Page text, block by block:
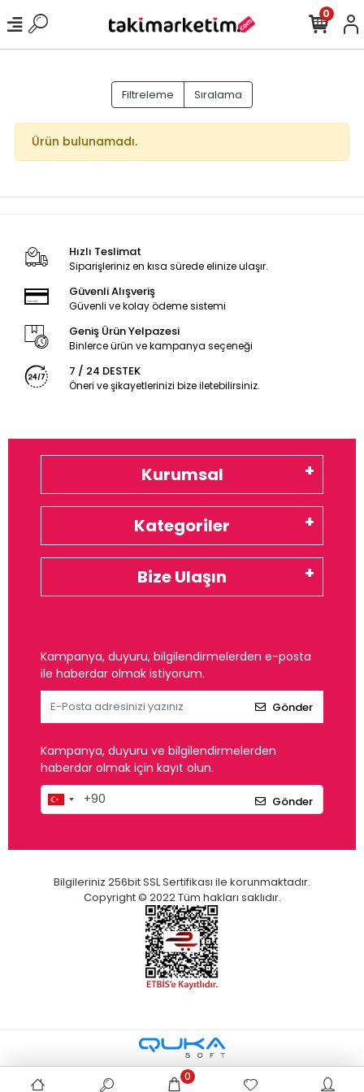
0
Filtreleme Sıralama
Ürün bulunamadı.
Hızlı Teslimat
Siparişleriniz en kısa sürede elinize ulaşır.
Güvenli Alışveriş
Güvenli ve kolay ödeme sistemi
Geniş Ürün Yelpazesi
Binlerce ürün ve kampanya seçeneği
7 / 24 DESTEK
Öneri ve şikayetlerinizi bize iletebilirsiniz.
Kurumsal
Kategoriler
Bize Ulaşın
Kampanya, duyuru, bilgilendirmelerden e-posta
ile haberdar olmak istiyorum.
Gönder
Kampanya, duyuru ve bilgilendirmelerden
haberdar olmak için kayıt olun.
Gönder
Bilgileriniz 256bit SSL Sertifikası ile korunmaktadır.
Copyright © 2022 Tüm hakları saklıdır.
0